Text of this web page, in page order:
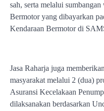
sah, serta melalui
Bermotor yang dibayarkan
Kendaraan Bermotor di
Jasa Raharja juga
masyarakat melalui 2 (dua)
Asuransi Kecelakaan
dilaksanakan berdasarkan